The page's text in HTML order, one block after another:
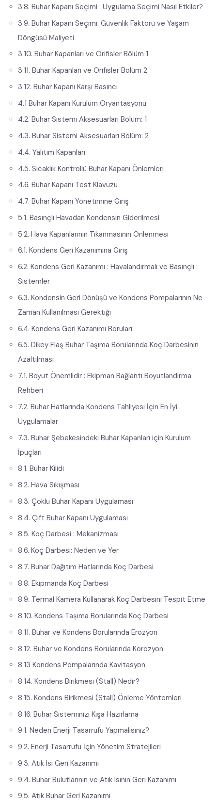
3.8. Buhar Kapanı Seçimi : Uygulama Seçimi Nasıl Etkiler?
3.9. Buhar Kapanı Seçimi: Güvenlik Faktörü ve Yaşam
Döngüsü Maliyeti
3.10. Buhar Kapanları ve Orifisler Bölüm 1
3.11. Buhar Kapanları ve Orifisler Bölüm 2
3.12. Buhar Kapanı Karşı Basıncı
4.1 Buhar Kapanı Kurulum Oryantasyonu
4.2. Buhar Sistemi Aksesuarları Bölüm: 1
4.3. Buhar Sistemi Aksesuarları Bölüm: 2
4.4. Yalıtım Kapanları
4.5. Sıcaklık Kontrollü Buhar Kapanı Önlemleri
4.6. Buhar Kapanı Test Klavuzu
4.7. Buhar Kapanı Yönetimine Giriş
5.1. Basınçlı Havadan Kondensin Giderilmesi
5.2. Hava Kapanlarının Tıkanmasının Önlenmesi
6.1. Kondens Geri Kazanımına Giriş
6.2. Kondens Geri Kazanımı : Havalandırmalı ve Basınçlı
Sistemler
6.3. Kondensin Geri Dönüşü ve Kondens Pompalarının Ne
Zaman Kullanılması Gerektiği
6.4. Kondens Geri Kazanımı Boruları
6.5. Dikey Flaş Buhar Taşıma Borularında Koç Darbesinin
Azaltılması
7.1. Boyut Önemlidir : Ekipman Bağlantı Boyutlandırma
Rehberi
7.2. Buhar Hatlarında Kondens Tahliyesi İçin En İyi
Uygulamalar
7.3. Buhar Şebekesindeki Buhar Kapanları için Kurulum
İpuçları
8.1. Buhar Kilidi
8.2. Hava Sıkışması
8.3. Çoklu Buhar Kapanı Uygulaması
8.4. Çift Buhar Kapanı Uygulaması
8.5. Koç Darbesi : Mekanizması
8.6. Koç Darbesi: Neden ve Yer
8.7. Buhar Dağıtım Hatlarında Koç Darbesi
8.8. Ekipmanda Koç Darbesi
8.9. Termal Kamera Kullanarak Koç Darbesini Tespit Etme
8.10. Kondens Taşıma Borularında Koç Darbesi
8.11. Buhar ve Kondens Borularında Erozyon
8.12. Buhar ve Kondens Borularında Korozyon
8.13 Kondens Pompalarında Kavitasyon
8.14. Kondens Birikmesi (Stall) Nedir?
8.15. Kondens Birikmesi (Stall) Önleme Yöntemleri
8.16. Buhar Sisteminizi Kışa Hazırlama
9.1. Neden Enerji Tasarrufu Yapmalısınız?
9.2. Enerji Tasarrufu İçin Yönetim Stratejileri
9.3. Atık Isı Geri Kazanımı
9.4. Buhar Bulutlarının ve Atık Isının Geri Kazanımı
9.5. Atık Buhar Geri Kazanımı